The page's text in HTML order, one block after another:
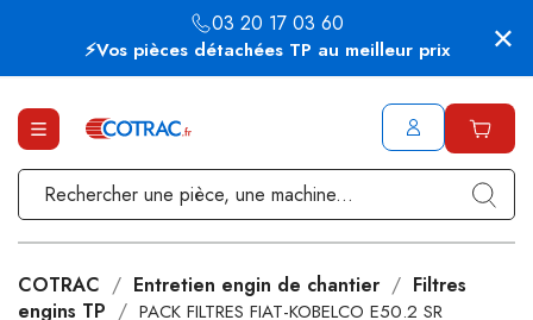
⚡Vos pièces détachées TP au meilleur prix
03 20 17 03 60
COTRAC Entretien engin de chantier
Filtres
engins TP
PACK FILTRES FIAT-KOBELCO E50.2 SR